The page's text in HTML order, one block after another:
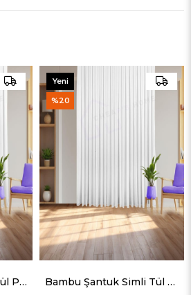
Bambu Şantuk Simli Tül Perde Sık Pile (1x3)
₺274,90
₺343,63